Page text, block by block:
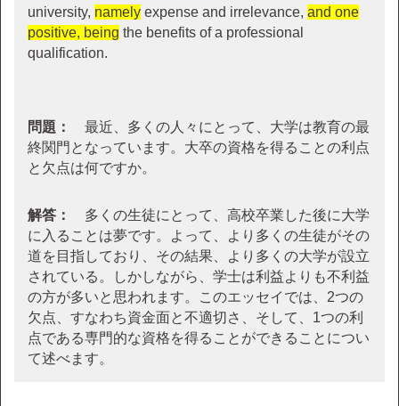
university, namely expense and irrelevance, and one
positive, being the benefits of a professional
qualification.
問題：
最近、多くの人々にとって、大学は教育の最
終関門となっています。大卒の資格を得ることの利点
と欠点は何ですか。
解答：
多くの生徒にとって、高校卒業した後に大学
に入ることは夢です。よって、より多くの生徒がその
道を目指しており、その結果、より多くの大学が設立
されている。しかしながら、学士は利益よりも不利益
の方が多いと思われます。このエッセイでは、2つの
欠点、すなわち資金面と不適切さ、そして、1つの利
点である専門的な資格を得ることができることについ
て述べます。